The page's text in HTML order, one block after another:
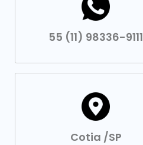
55 (11) 98336-9111
Cotia /SP